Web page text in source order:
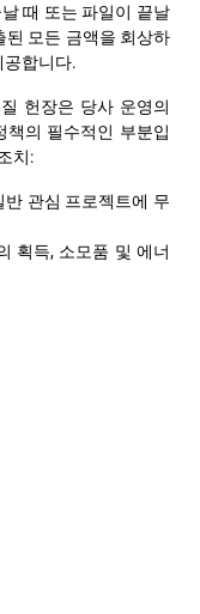
때 또는 파일이 끝날
된 모든 금액을 회상하
공합니다.
헌장은 당사 운영의
책의 필수적인 부분입
치:
관심 프로젝트에 무
획득, 소모품 및 에너